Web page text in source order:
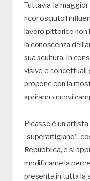
Tuttavia, la
riconosciuto
lavoro pittorico non
la conoscenza
sua scultura. In
visive e concettuali
propone con la
apriranno nuovi
Picasso è un
“superartigiano”,
Repubblica, e si
modificarne la
presente in tutta la